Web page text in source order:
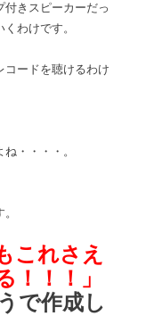
付きスピーカーだっ
わけです。
コードを聴けるわけ
・・・・。
これさえ
！！！」
で作成し